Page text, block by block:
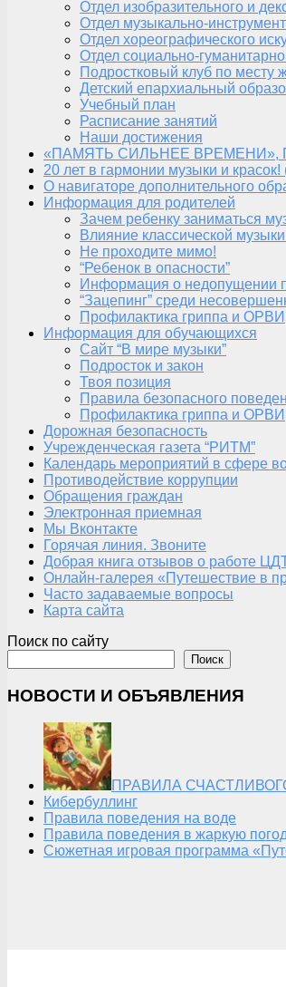
Отдел изобразительного и
Отдел музыкально-
Отдел хореографического
Отдел социально-
Подростковый клуб по месту
Детский епархиальный
Учебный план
Расписание занятий
Наши достижения
«ПАМЯТЬ СИЛЬНЕЕ ВРЕМЕНИ»,
20 лет в гармонии музыки и
О навигаторе дополнительного
Информация для родителей
Зачем ребенку заниматься
Влияние классической
Не проходите мимо!
“Ребенок в опасности”
Информация о недопущении
“Зацепинг” среди
Профилактика гриппа и ОРВИ
Информация для обучающихся
Сайт “В мире музыки”
Подросток и закон
Твоя позиция
Правила безопасного
Профилактика гриппа и ОРВИ
Дорожная безопасность
Учрежденческая газета “РИТМ”
Календарь мероприятий в сфере
Противодействие коррупции
Обращения граждан
Электронная приемная
Мы Вконтакте
Горячая линия. Звоните
Добрая книга отзывов о работе
Онлайн-галерея «Путешествие в
Часто задаваемые вопросы
Карта сайта
Поиск по сайту
Поиск
НОВОСТИ И ОБЪЯВЛЕНИЯ
ПРАВИЛА
Кибербуллинг
Правила поведения на воде
Правила поведения в жаркую
Сюжетная игровая программа